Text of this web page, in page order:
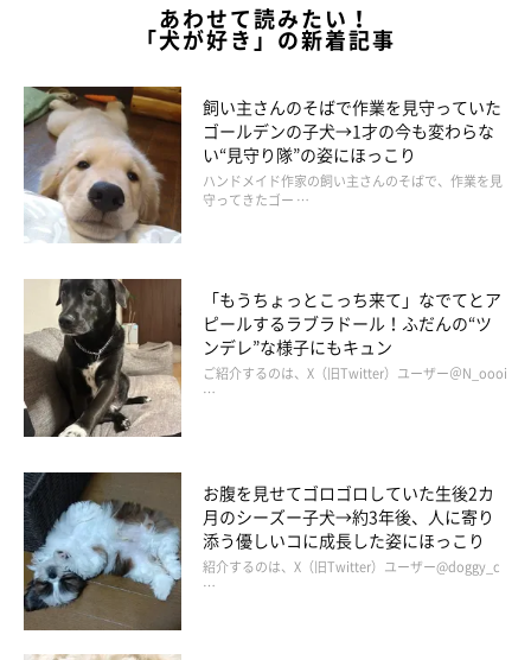
あわせて読みたい！
「犬が好き」の新着記事
飼い主さんのそばで作業を見守っていた
ゴールデンの子犬→1才の今も変わらな
い“見守り隊”の姿にほっこり
ハンドメイド作家の飼い主さんのそばで、作業を見
守ってきたゴー …
「もうちょっとこっち来て」なでてとア
ピールするラブラドール！ふだんの“ツ
ンデレ”な様子にもキュン
ご紹介するのは、X（旧Twitter）ユーザー＠N_oooi
…
お腹を見せてゴロゴロしていた生後2カ
月のシーズー子犬→約3年後、人に寄り
添う優しいコに成長した姿にほっこり
紹介するのは、X（旧Twitter）ユーザー@doggy_c
…